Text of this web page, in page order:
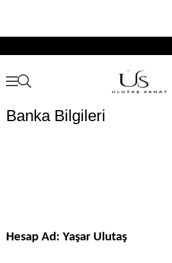
Banka Bilgileri
Hesap Ad: Yaşar Ulutaş